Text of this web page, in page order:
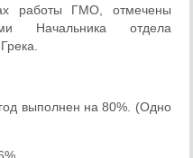
работы ГМО, отмечены
Начальника отдела
выполнен на 80%. (Одно